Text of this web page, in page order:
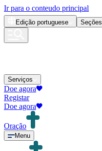
Ir para o conteudo principal
Edição portuguese Seções
Serviços
Doe agora
Registar
Doe agora
Oração
Menu